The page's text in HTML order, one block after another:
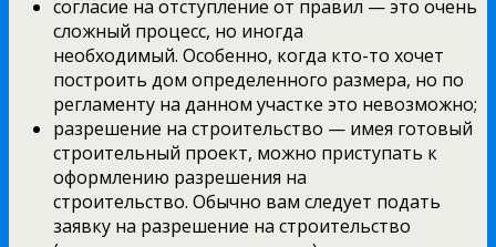
согласие на отступление от правил — это очень
сложный процесс, но иногда
необходимый. Особенно, когда кто-то хочет
построить дом определенного размера, но по
регламенту на данном участке это невозможно;
разрешение на строительство — имея готовый
строительный проект, можно приступать к
оформлению разрешения на
строительство. Обычно вам следует подать
заявку на разрешение на строительство